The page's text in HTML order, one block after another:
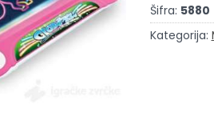
Šifra: 5880
Kategorija: